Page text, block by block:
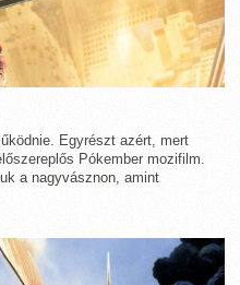
Egyrészt azért, mert
Pókember mozifilm.
a nagyvásznon, amint